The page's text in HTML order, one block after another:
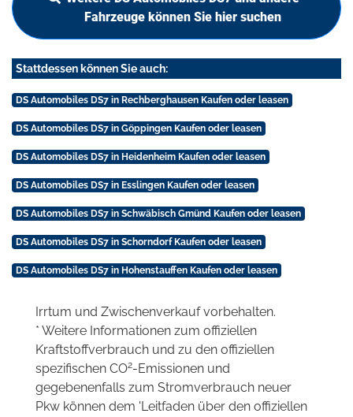
Fahrzeuge können Sie hier suchen
Stattdessen können Sie auch:
DS Automobiles DS7 in Rechberghausen Kaufen oder leasen
DS Automobiles DS7 in Göppingen Kaufen oder leasen
DS Automobiles DS7 in Heidenheim Kaufen oder leasen
DS Automobiles DS7 in Esslingen Kaufen oder leasen
DS Automobiles DS7 in Schwäbisch Gmünd Kaufen oder leasen
DS Automobiles DS7 in Schorndorf Kaufen oder leasen
DS Automobiles DS7 in Hohenstauffen Kaufen oder leasen
Irrtum und Zwischenverkauf vorbehalten.
* Weitere Informationen zum offiziellen
Kraftstoffverbrauch und zu den offiziellen
spezifischen CO2-Emissionen und
gegebenenfalls zum Stromverbrauch neuer
Pkw können dem 'Leitfaden über den offiziellen